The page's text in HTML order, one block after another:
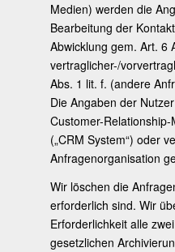
Medien) werden die
Bearbeitung der
Abwicklung gem. Art. 6
vertraglicher-/
Abs. 1 lit. f. (andere
Die Angaben der
Customer-
(„CRM System“) oder
Anfragenorganisation
Wir löschen die
erforderlich sind. Wir
Erforderlichkeit alle
gesetzlichen